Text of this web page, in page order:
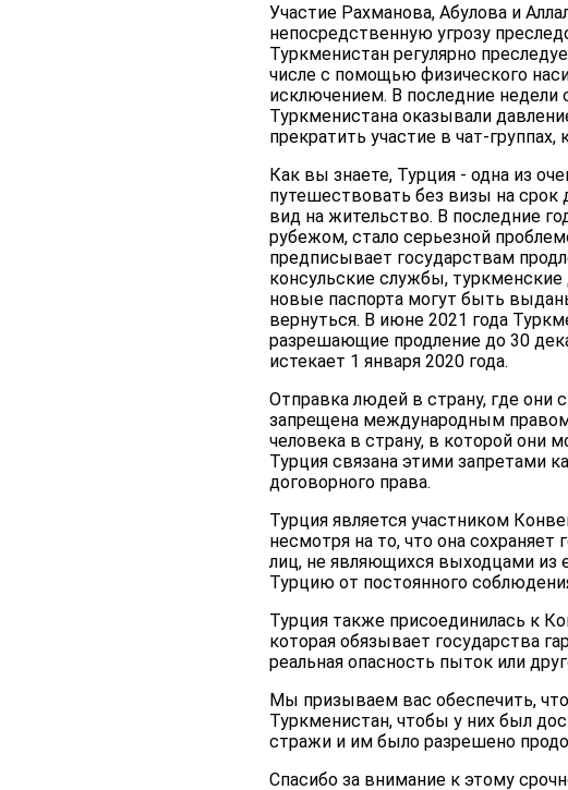
Участие Рахманова, Абулова и
непосредственную угрозу
Туркменистан регулярно
числе с помощью физического
исключением. В последние недели
Туркменистана оказывали
прекратить участие в чат-
Как вы знаете, Турция - одна из
путешествовать без визы на срок
вид на жительство. В последние
рубежом, стало серьезной
предписывает государствам
консульские службы,
новые паспорта могут быть
вернуться. В июне 2021 года
разрешающие продление до 30
истекает 1 января 2020 года.
Отправка людей в страну, где они
запрещена международным
человека в страну, в которой они
Турция связана этими запретами
договорного права.
Турция является участником
несмотря на то, что она
лиц, не являющихся выходцами из
Турцию от постоянного
Турция также присоединилась к
которая обязывает государства
реальная опасность пыток или
Мы призываем вас обеспечить,
Туркменистан, чтобы у них был
стражи и им было разрешено
Спасибо за внимание к этому